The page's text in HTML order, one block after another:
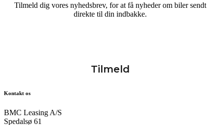
Tilmeld dig vores nyhedsbrev, for at få nyheder om biler sendt
direkte til din indbakke.
Kontakt os
BMC Leasing A/S
Spedalsø 61